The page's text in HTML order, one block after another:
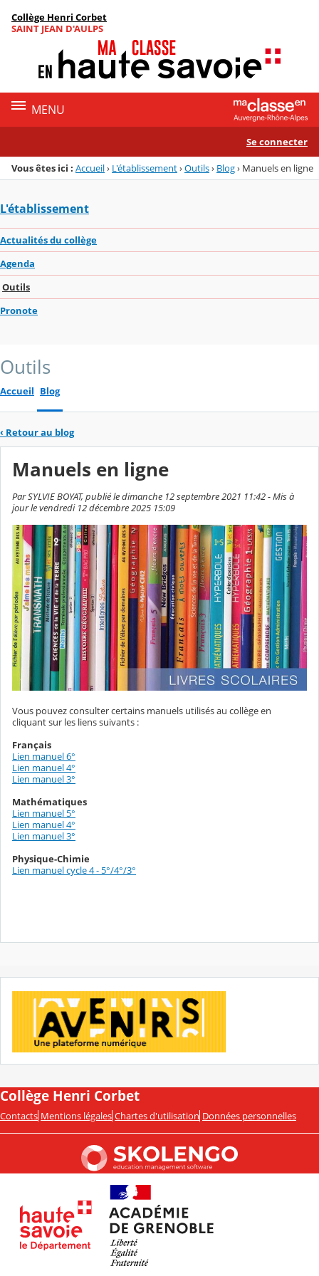
Menu de la rubrique
Contenu
Collège Henri Corbet
SAINT JEAN D'AULPS
MENU
Se connecter
Vous êtes ici : Accueil› L'établissement›Outils› Blog› Manuels en ligne
L'établissement
Actualités du collège
Agenda
Outils
Pronote
Outils
Accueil Blog
‹ Retour au blog
Manuels en ligne
Par SYLVIE BOYAT, publié le dimanche 12 septembre 2021 11:42 - Mis à
jour le vendredi 12 décembre 2025 15:09
Vous pouvez consulter certains manuels utilisés au collège en
cliquant sur les liens suivants :
Français
Lien manuel 6°
Lien manuel 4°
Lien manuel 3°
Mathématiques
Lien manuel 5°
Lien manuel 4°
Lien manuel 3°
Physique-Chimie
Lien manuel cycle 4 - 5°/4°/3°
Collège Henri Corbet
Contacts Mentions légales Chartes d'utilisation Données personnelles